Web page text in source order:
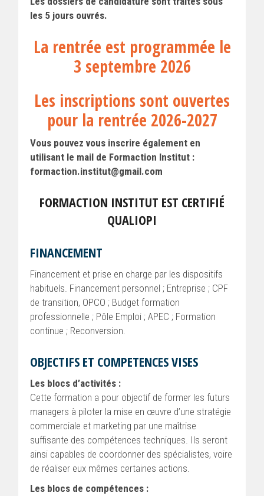
les 5 jours ouvrés.
La rentrée est programmée le
3 septembre 2026
Les inscriptions sont ouvertes
pour la rentrée 2026-2027
Vous pouvez vous inscrire également en
utilisant le mail de Formaction Institut :
formaction.institut@gmail.com
FORMACTION INSTITUT EST CERTIFIÉ
QUALIOPI
FINANCEMENT
Financement et prise en charge par les dispositifs
habituels. Financement personnel ; Entreprise ; CPF
de transition, OPCO ; Budget formation
professionnelle ; Pôle Emploi ; APEC ; Formation
continue ; Reconversion.
OBJECTIFS ET COMPETENCES VISES
Les blocs d’activités :
Cette formation a pour objectif de former les futurs
managers à piloter la mise en œuvre d’une stratégie
commerciale et marketing par une maîtrise
suffisante des compétences techniques. Ils seront
ainsi capables de coordonner des spécialistes, voire
de réaliser eux mêmes certaines actions.
Les blocs de compétences :